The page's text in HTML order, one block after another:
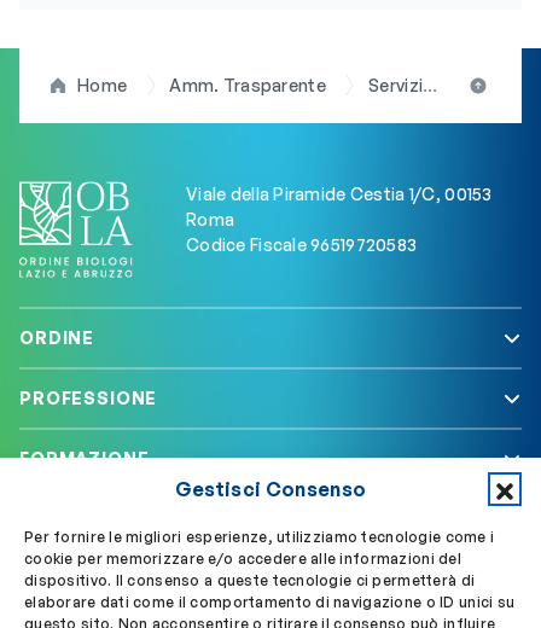
Gestisci Consenso
Per fornire le migliori esperienze, utilizziamo tecnologie come i
cookie per memorizzare e/o accedere alle informazioni del
dispositivo. Il consenso a queste tecnologie ci permetterà di
elaborare dati come il comportamento di navigazione o ID unici su
questo sito. Non acconsentire o ritirare il consenso può influire
Home Amm. Trasparente Servizi erogati
Viale della Piramide Cestia 1/C, 00153
Roma
Codice Fiscale 96519720583
ORDINE
PROFESSIONE
FORMAZIONE
Segui OBLA su Accedi a My OBLA